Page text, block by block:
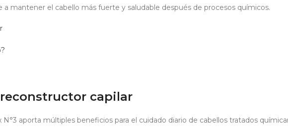
mantener el cabello más fuerte y saludable después de procesos químicos.
capilar
N°3 aporta múltiples beneficios para el cuidado diario de cabellos tratados